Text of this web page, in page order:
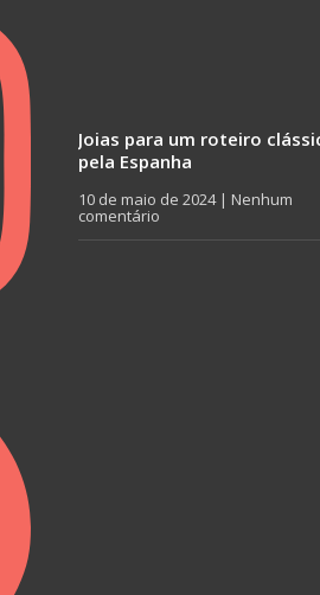
Joias para um roteiro
pela Espanha
10 de maio de 2024 Nenhum
comentário